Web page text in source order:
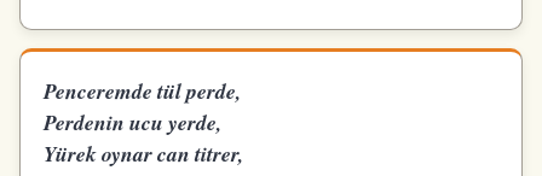
Penceremde tül perde,
Perdenin ucu yerde,
Yürek oynar can titrer,